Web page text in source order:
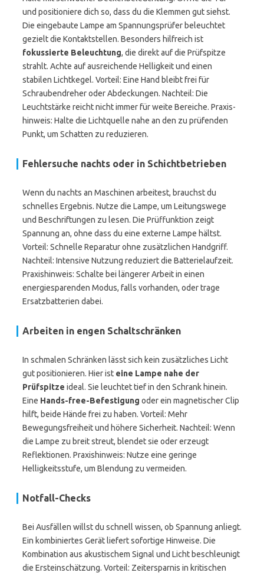
und positioniere dich so, dass du die Klemmen gut siehst.
Die eingebaute Lampe am Spannungsprüfer beleuchtet
gezielt die Kontaktstellen. Besonders hilfreich ist
fokussierte Beleuchtung, die direkt auf die Prüfspitze
strahlt. Achte auf ausreichende Helligkeit und einen
stabilen Lichtkegel. Vorteil: Eine Hand bleibt frei für
Schraubendreher oder Abdeckungen. Nachteil: Die
Leuchtstärke reicht nicht immer für weite Bereiche. Praxis­
hinweis: Halte die Lichtquelle nahe an den zu prüfenden
Punkt, um Schatten zu reduzieren.
Fehlersuche nachts oder in Schichtbetrieben
Wenn du nachts an Maschinen arbeitest, brauchst du
schnelles Ergebnis. Nutze die Lampe, um Leitungswege
und Beschriftungen zu lesen. Die Prüffunktion zeigt
Spannung an, ohne dass du eine externe Lampe hältst.
Vorteil: Schnelle Reparatur ohne zusätzlichen Handgriff.
Nachteil: Intensive Nutzung reduziert die Batterielaufzeit.
Praxis­hinweis: Schalte bei längerer Arbeit in einen
energiesparenden Modus, falls vorhanden, oder trage
Ersatzbatterien dabei.
Arbeiten in engen Schaltschränken
In schmalen Schränken lässt sich kein zusätzliches Licht
gut positionieren. Hier ist eine Lampe nahe der
Prüfspitze ideal. Sie leuchtet tief in den Schrank hinein.
Eine Hands-free-Befestigung oder ein magnetischer Clip
hilft, beide Hände frei zu haben. Vorteil: Mehr
Bewegungsfreiheit und höhere Sicherheit. Nachteil: Wenn
die Lampe zu breit streut, blendet sie oder erzeugt
Reflektionen. Praxis­hinweis: Nutze eine geringe
Helligkeitsstufe, um Blendung zu vermeiden.
Notfall-Checks
Bei Ausfällen willst du schnell wissen, ob Spannung anliegt.
Ein kombiniertes Gerät liefert sofortige Hinweise. Die
Kombination aus akustischem Signal und Licht beschleunigt
die Ersteinschätzung. Vorteil: Zeitersparnis in kritischen